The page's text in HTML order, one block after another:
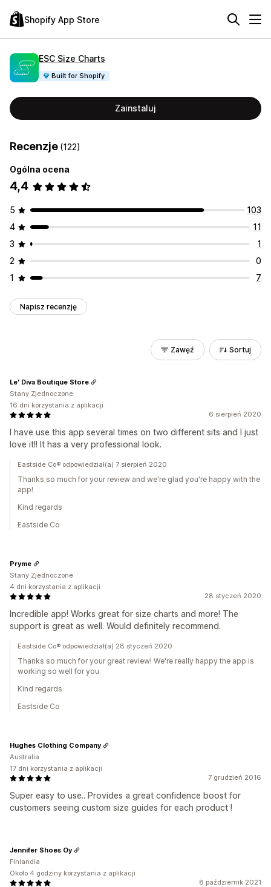
Shopify App Store
ESC Size Charts
Built for Shopify
Zainstaluj
Recenzje (122)
Ogólna ocena
4,4
5
103
4
11
3
1
2
0
1
7
Napisz recenzję
Zawęź Sortuj
6 sierpień 2020
I have use this app several times on two different sits and I just
love it!! It has a very professional look.
Le' Diva Boutique Store
Stany Zjednoczone
16 dni korzystania z aplikacji
Eastside Co® odpowiedział(a) 7 sierpień 2020
Thanks so much for your review and we're glad you're happy with the
app!
Kind regards
Eastside Co
28 styczeń 2020
Incredible app! Works great for size charts and more! The
support is great as well. Would definitely recommend.
Pryme
Stany Zjednoczone
4 dni korzystania z aplikacji
Eastside Co® odpowiedział(a) 28 styczeń 2020
Thanks so much for your great review! We're really happy the app is
working so well for you.
Kind regards
Eastside Co
7 grudzień 2016
Super easy to use.. Provides a great confidence boost for
customers seeing custom size guides for each product !
Hughes Clothing Company
Australia
17 dni korzystania z aplikacji
8 październik 2021
Jennifer Shoes Oy
Finlandia
Około 4 godziny korzystania z aplikacji